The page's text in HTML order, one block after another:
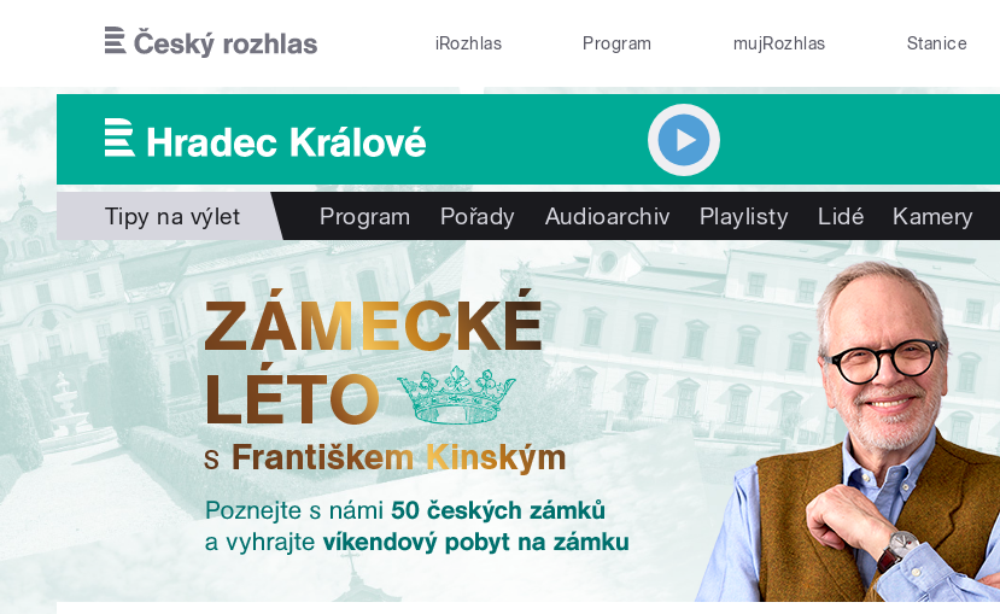
iRozhlas Program mujRozhlas Stanice
Tipy na výlet Program Pořady Audioarchiv Playlisty Lidé Kamery